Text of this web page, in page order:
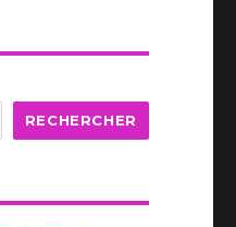
RECHERCHER